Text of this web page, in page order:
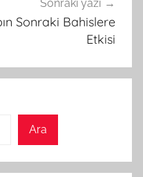
Sonraki yazı
Sonraki Bahislere
Etkisi
Ara